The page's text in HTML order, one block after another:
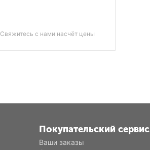
Свяжитесь с нами насчёт цены
Покупательский сервис
Ваши заказы